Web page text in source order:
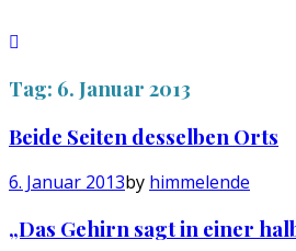
Tag: 6. Januar 2013
Beide Seiten desselben Orts
6. Januar 2013by himmelende
„Das Gehirn sagt in einer